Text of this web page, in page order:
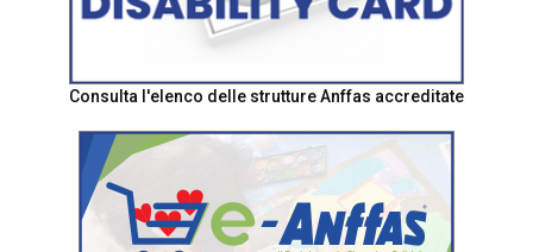
Consulta l'elenco delle strutture Anffas accreditate